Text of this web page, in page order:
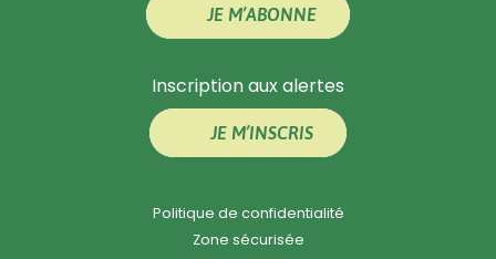
JE M’ABONNE
Inscription aux alertes
JE M’INSCRIS
Politique de confidentialité
Zone sécurisée